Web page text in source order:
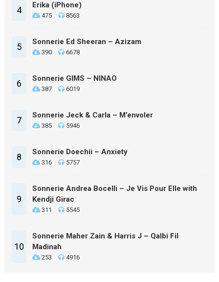
4 Erika (iPhone)
475 8563
5 Sonnerie Ed Sheeran – Azizam
390 6678
6 Sonnerie GIMS – NINAO
387 6019
7 Sonnerie Jeck & Carla – M’envoler
385 5946
8 Sonnerie Doechii – Anxiety
316 5757
9
Sonnerie Andrea Bocelli – Je Vis Pour Elle with
Kendji Girac
311 5545
10
Sonnerie Maher Zain & Harris J – Qalbi Fil
Madinah
253 4916